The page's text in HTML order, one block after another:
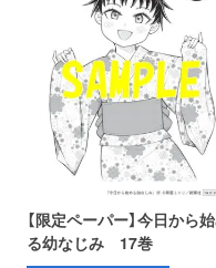
【限定ペーパー】今日から
る幼なじみ 17巻